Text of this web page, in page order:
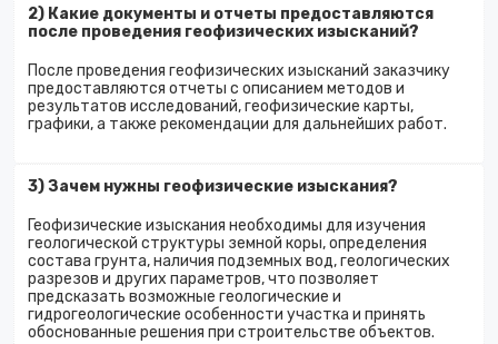
2) Какие документы и отчеты предоставляются
после проведения геофизических изысканий?
После проведения геофизических изысканий заказчику
предоставляются отчеты с описанием методов и
результатов исследований, геофизические карты,
графики, а также рекомендации для дальнейших работ.
3) Зачем нужны геофизические изыскания?
Геофизические изыскания необходимы для изучения
геологической структуры земной коры, определения
состава грунта, наличия подземных вод, геологических
разрезов и других параметров, что позволяет
предсказать возможные геологические и
гидрогеологические особенности участка и принять
обоснованные решения при строительстве объектов.